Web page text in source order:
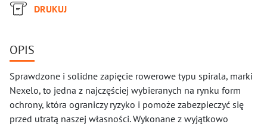
DRUKUJ
OPIS
Sprawdzone i solidne zapięcie rowerowe typu spirala, marki
Nexelo, to jedna z najczęściej wybieranych na rynku form
ochrony, która ograniczy ryzyko i pomoże zabezpieczyć się
przed utratą naszej własności. Wykonane z wyjątkowo